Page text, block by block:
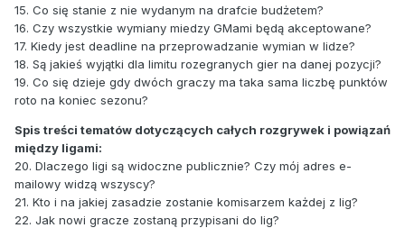
15. Co się stanie z nie wydanym na drafcie budżetem?
16. Czy wszystkie wymiany miedzy GMami będą akceptowane?
17. Kiedy jest deadline na przeprowadzanie wymian w lidze?
18. Są jakieś wyjątki dla limitu rozegranych gier na danej pozycji?
19. Co się dzieje gdy dwóch graczy ma taka sama liczbę punktów
roto na koniec sezonu?
Spis treści tematów dotyczących całych rozgrywek i powiązań
między ligami:
20. Dlaczego ligi są widoczne publicznie? Czy mój adres e-
mailowy widzą wszyscy?
21. Kto i na jakiej zasadzie zostanie komisarzem każdej z lig?
22. Jak nowi gracze zostaną przypisani do lig?